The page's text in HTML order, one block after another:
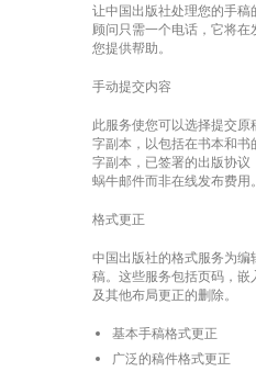
让中国出版社处理您的手
顾问只需一个电话，它将
您提供帮助。
手动提交内容
此服务使您可以选择提交
字副本，以包括在书本和书
字副本，已签署的出版协议
蜗牛邮件而非在线发布费用。
格式更正
中国出版社的格式服务为
稿。这些服务包括页码，嵌
及其他布局更正的删除。
基本手稿格式更正
广泛的稿件格式更正